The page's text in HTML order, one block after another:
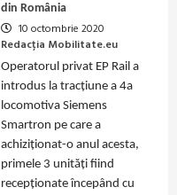
din România
10 octombrie 2020
Redacția Mobilitate.eu
Operatorul privat EP Rail a
introdus la tracțiune a 4a
locomotiva Siemens
Smartron pe care a
achiziționat-o anul acesta,
primele 3 unități fiind
recepționate începând cu